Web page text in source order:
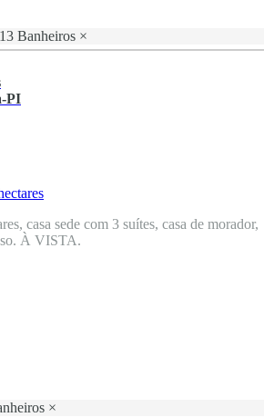
13 Banheiros ×
PI
casa sede com 3 suítes, casa de morador,
À VISTA.
×